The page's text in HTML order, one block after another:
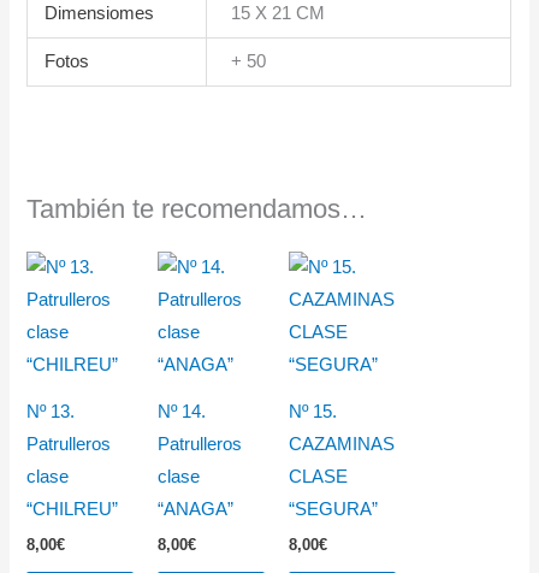
Dimensiomes 15 X 21 CM
Fotos + 50
También te recomendamos…
Nº 13.
Patrulleros
clase
“CHILREU”
8,00€
Nº 14.
Patrulleros
clase
“ANAGA”
8,00€
Nº 15.
CAZAMINAS
CLASE
“SEGURA”
8,00€